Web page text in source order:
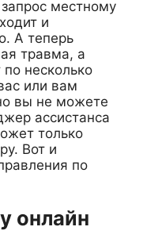
местному
и
А теперь
травма, а
несколько
или вам
вы не можете
ассистанса
только
Вот и
по
онлайн